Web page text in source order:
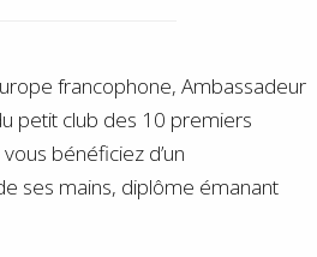
francophone, Ambassadeur
petit club des 10 premiers
vous bénéficiez d’un
ses mains, diplôme émanant